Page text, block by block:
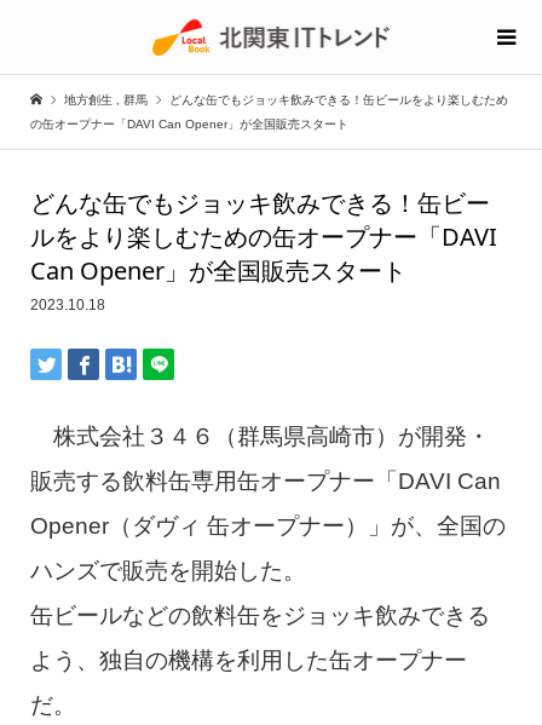
地方創生 群馬
どんな缶でもジョッキ飲みできる！缶ビールをより楽しむため
の缶オープナー「DAVI Can Opener」が全国販売スタート
どんな缶でもジョッキ飲みできる！缶ビー
ルをより楽しむための缶オープナー「DAVI
Can Opener」が全国販売スタート
2023.10.18
株式会社３４６（群馬県高崎市）が開発・
販売する飲料缶専用缶オープナー「DAVI Can
Opener（ダヴィ 缶オープナー）」が、全国の
ハンズで販売を開始した。
缶ビールなどの飲料缶をジョッキ飲みできる
よう、独自の機構を利用した缶オープナー
だ。